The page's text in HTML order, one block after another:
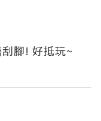
腳! 好抵玩~